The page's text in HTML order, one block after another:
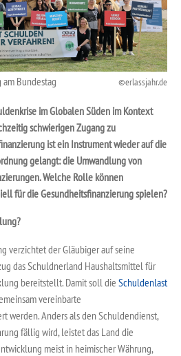
Bundestag erlassjahr.de
im Globalen Süden im Kontext
schwierigen Zugang zu
ist ein Instrument wieder auf die
gelangt: die Umwandlung von
Welche Rolle können
für die Gesundheitsfinanzierung spielen?
verzichtet der Gläubiger auf seine
das Schuldnerland Haushaltsmittel für
bereitstellt. Damit soll die Schuldenlast
vereinbarte
werden. Anders als den Schuldendienst,
fällig wird, leistet das Land die
meist in heimischer Währung,